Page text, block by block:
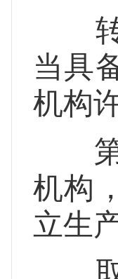
转
当具
机构
第
机构
立生